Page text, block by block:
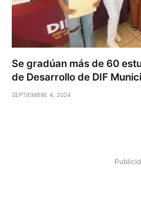
Se gradúan más de 60
de Desarrollo de DIF
SEPTIEMBRE 4, 2024